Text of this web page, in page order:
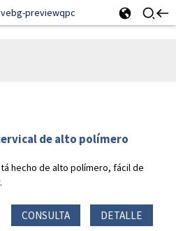
de alto polímero
hecho de alto polímero, fácil de
CONSULTA DETALLE